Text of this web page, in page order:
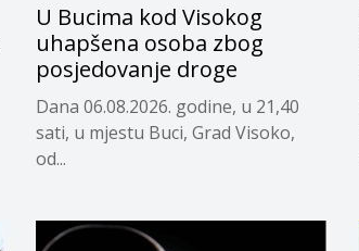
U Bucima kod Visokog
uhapšena osoba zbog
posjedovanje droge
Dana 06.08.2026. godine, u 21,40
sati, u mjestu Buci, Grad Visoko,
od...